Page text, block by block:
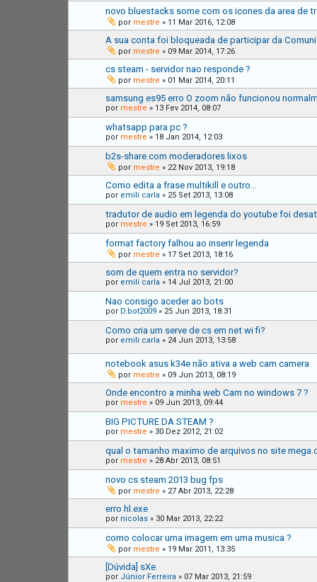
novo bluestacks some com os icones da area de
por mestre » 11 Mar 2016, 12:08
A sua conta foi bloqueada de participar da
por mestre » 09 Mar 2014, 17:26
cs steam - servidor nao responde ?
por mestre » 01 Mar 2014, 20:11
samsung es95 erro O zoom não funcionou
por mestre » 13 Fev 2014, 08:07
whatsapp para pc ?
por mestre » 18 Jan 2014, 12:03
b2s-share.com moderadores lixos
por mestre » 22 Nov 2013, 19:18
Como edita a frase multikill e outro...
por emili carla » 25 Set 2013, 13:08
tradutor de audio em legenda do youtube foi
por mestre » 19 Set 2013, 16:59
format factory falhou ao inserir legenda
por mestre » 17 Set 2013, 18:16
som de quem entra no servidor?
por emili carla » 14 Jul 2013, 21:00
Nao consigo aceder ao bots
por D.bot2009 » 25 Jun 2013, 18:31
Como cria um serve de cs em net wi fi?
por emili carla » 24 Jun 2013, 13:58
notebook asus k34e não ativa a web cam camera
por mestre » 09 Jun 2013, 08:19
Onde encontro a minha web Cam no windows 7 ?
por mestre » 09 Jun 2013, 09:44
BIG PICTURE DA STEAM ?
por mestre » 30 Dez 2012, 21:02
qual o tamanho maximo de arquivos no site
por mestre » 28 Abr 2013, 08:51
novo cs steam 2013 bug fps
por mestre » 27 Abr 2013, 22:28
erro hl.exe
por nicolas » 30 Mar 2013, 22:22
como colocar uma imagem em uma musica ?
por mestre » 19 Mar 2011, 13:35
[Dúvida] sXe.
por Júnior Ferreira » 07 Mar 2013, 21:59